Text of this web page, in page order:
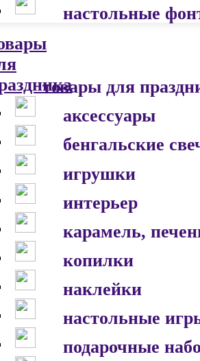
настольные
товары для
аксессуары
бенгальские
игрушки
интерьер
карамель,
копилки
наклейки
настольные
подарочные